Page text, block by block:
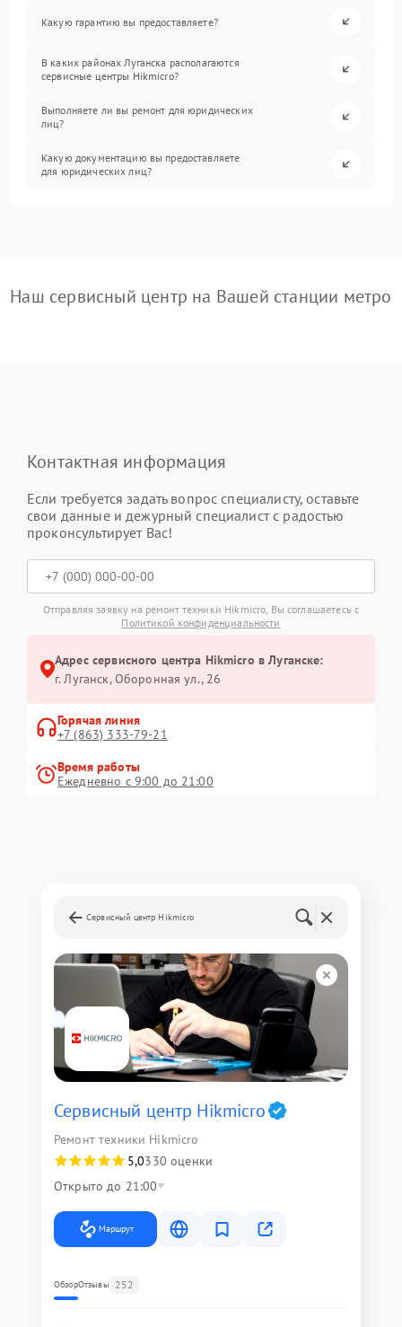
Какую гарантию вы предоставляете?
В каких районах Луганска располагаются
сервисные центры Hikmicro?
Выполняете ли вы ремонт для юридических
лиц?
Какую документацию вы предоставляете
для юридических лиц?
Наш сервисный центр на Вашей станции метро
Контактная информация
Если требуется задать вопрос специалисту, оставьте
свои данные и дежурный специалист с радостью
проконсультирует Вас!
Отправляя заявку на ремонт техники Hikmicro, Вы соглашаетесь с
Политикой конфиденциальности
Адрес сервисного центра Hikmicro в Луганске:
г. Луганск, Оборонная ул., 26
Горячая линия
+7 (863) 333-79-21
Время работы
Ежедневно с 9:00 до 21:00
Сервисный центр Hikmicro
Сервисный центр Hikmicro
Ремонт техники Hikmicro
5,0330 оценки
Открыто до 21:00
Маршрут
ОбзорОтзывы 252